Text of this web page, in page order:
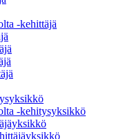
-kehittäjä
-kehitysyksikkö